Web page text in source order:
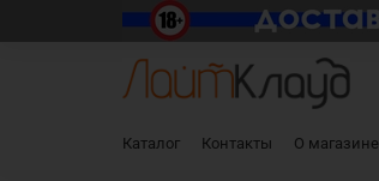
Каталог Контакты О магазине